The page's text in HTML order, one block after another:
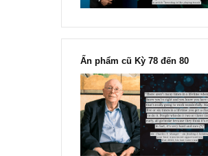
Ấn phẩm lẻ Kỳ 81 đến 83